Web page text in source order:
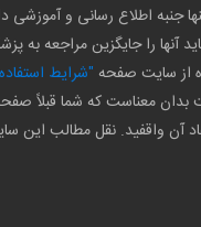
جنبه اطلاع رسانی و
آنها را جایگزین
از سایت صفحه "شرایط
بدان معناست که شما قبلاً
آن واقفید. نقل مطالب این